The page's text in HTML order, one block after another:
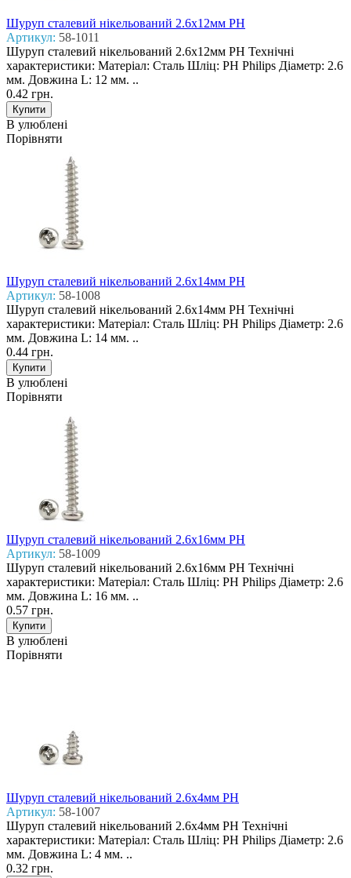
Шуруп сталевий нікельований 2.6x12мм PH
Артикул: 58-1011
Шуруп сталевий нікельований 2.6x12мм PH Технічні
характеристики: Матеріал: Сталь Шліц: PH Philips Діаметр: 2.6
мм. Довжина L: 12 мм. ..
0.42 грн.
В улюблені
Порівняти
Шуруп сталевий нікельований 2.6x14мм PH
Артикул: 58-1008
Шуруп сталевий нікельований 2.6x14мм PH Технічні
характеристики: Матеріал: Сталь Шліц: PH Philips Діаметр: 2.6
мм. Довжина L: 14 мм. ..
0.44 грн.
В улюблені
Порівняти
Шуруп сталевий нікельований 2.6x16мм PH
Артикул: 58-1009
Шуруп сталевий нікельований 2.6x16мм PH Технічні
характеристики: Матеріал: Сталь Шліц: PH Philips Діаметр: 2.6
мм. Довжина L: 16 мм. ..
0.57 грн.
В улюблені
Порівняти
Шуруп сталевий нікельований 2.6x4мм PH
Артикул: 58-1007
Шуруп сталевий нікельований 2.6x4мм PH Технічні
характеристики: Матеріал: Сталь Шліц: PH Philips Діаметр: 2.6
мм. Довжина L: 4 мм. ..
0.32 грн.